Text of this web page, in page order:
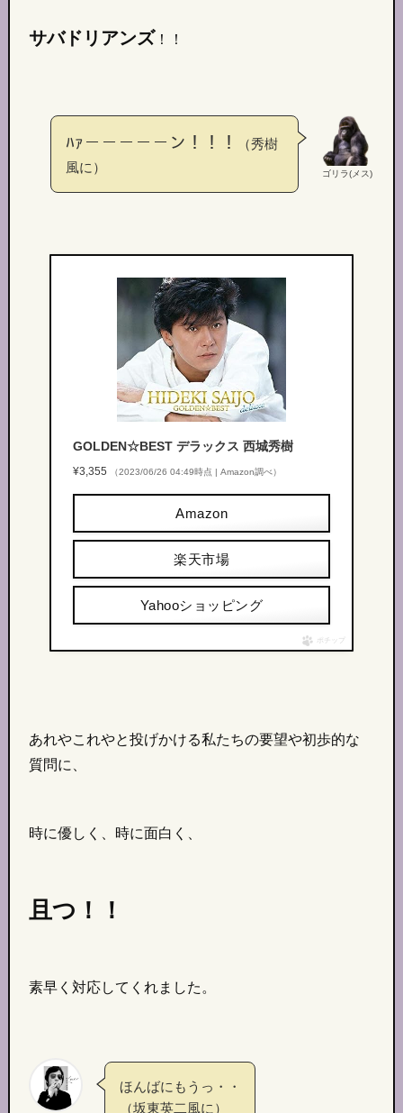
サバドリアンズ ！！
ゴリラ(メス)
ﾊｧ－－－－－ン！！！
（秀樹
風に）
GOLDEN☆BEST デラックス 西城秀樹
¥3,355 （2023/06/26 04:49時点 | Amazon調べ）
Amazon
楽天市場
Yahooショッピング
ポチップ
あれやこれやと投げかける私たちの要望や初歩的な
質問に、
時に優しく、時に面白く、
且つ！！
素早く対応してくれました。
ほんばにもうっ・・
（坂東英二風に）